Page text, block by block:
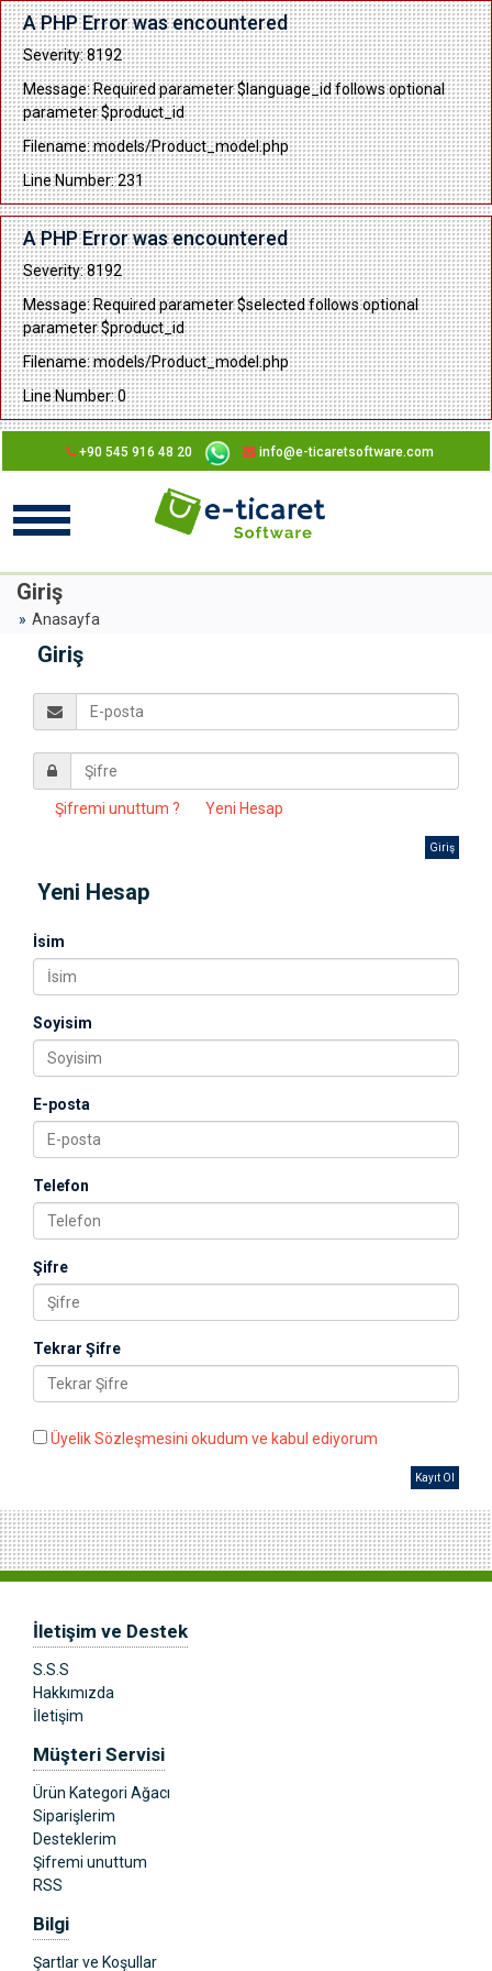
A PHP Error was encountered
Severity: 8192
Message: Required parameter $language_id follows optional
parameter $product_id
Filename: models/Product_model.php
Line Number: 231
A PHP Error was encountered
Severity: 8192
Message: Required parameter $selected follows optional
parameter $product_id
Filename: models/Product_model.php
Line Number: 0
+90 545 916 48 20 info@e-ticaretsoftware.com
Giriş
Anasayfa
Giriş
Şifremi unuttum ? Yeni Hesap
Giriş
Yeni Hesap
İsim
Soyisim
E-posta
Telefon
Şifre
Tekrar Şifre
Üyelik Sözleşmesini okudum ve kabul ediyorum
Kayıt Ol
İletişim ve Destek
S.S.S
Hakkımızda
İletişim
Müşteri Servisi
Ürün Kategori Ağacı
Siparişlerim
Desteklerim
Şifremi unuttum
RSS
Bilgi
Şartlar ve Koşullar